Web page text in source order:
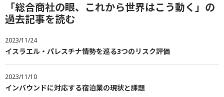
「総合商社の眼、これから世界はこう動く」の
過去記事を読む
2023/11/24
イスラエル・パレスチナ情勢を巡る3つのリスク評価
2023/11/10
インバウンドに対応する宿泊業の現状と課題